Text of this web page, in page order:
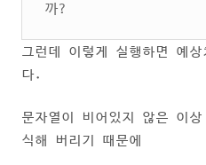
까?
그런데 이렇게 실행하면 예
다.
문자열이 비어있지 않은 이
식해 버리기 때문에